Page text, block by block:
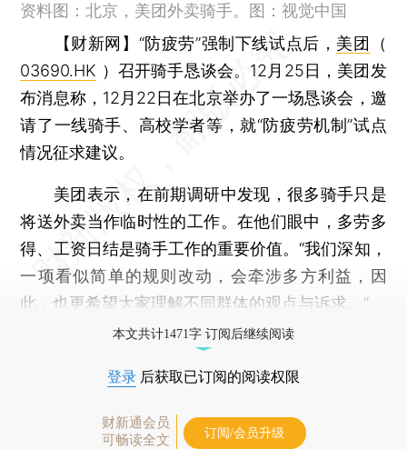
资料图：北京，美团外卖骑手。图：视觉中国
【财新网】 “防疲劳”强制下线试点后， 美团
（
03690.HK ）召开骑手恳谈会。12月25日，美团发
布消息称，12月22日在北京举办了一场恳谈会，邀
请了一线骑手、高校学者等，就“防疲劳机制”试点
情况征求建议。
美团表示，在前期调研中发现，很多骑手只是
将送外卖当作临时性的工作。在他们眼中，多劳多
得、工资日结是骑手工作的重要价值。“我们深知，
一项看似简单的规则改动，会牵涉多方利益，因
此，也更希望大家理解不同群体的观点与诉求。”
本文共计1471字 订阅后继续阅读
登录 后获取已订阅的阅读权限
财新通会员
可畅读全文
订阅/会员升级